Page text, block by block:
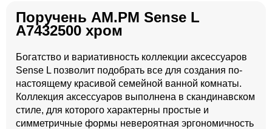
Поручень AM.PM Sense L
A7432500 хром
Богатство и вариативность коллекции аксессуаров
Sense L позволит подобрать все для создания по-
настоящему красивой семейной ванной комнаты.
Коллекция аксессуаров выполнена в скандинавском
стиле, для которого характерны простые и
симметричные формы невероятная эргономичность